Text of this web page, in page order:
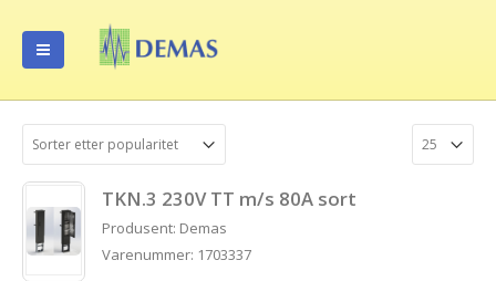
TKN.3 230V TT m/s 80A sort
Produsent: Demas
Varenummer: 1703337